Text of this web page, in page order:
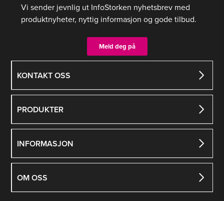
KONTAKT OSS
PRODUKTER
INFORMASJON
OM OSS
Vi sender jevnlig ut InfoStorken nyhetsbrev med
produktnyheter, nyttig informasjon og gode tilbud.
Meld deg på